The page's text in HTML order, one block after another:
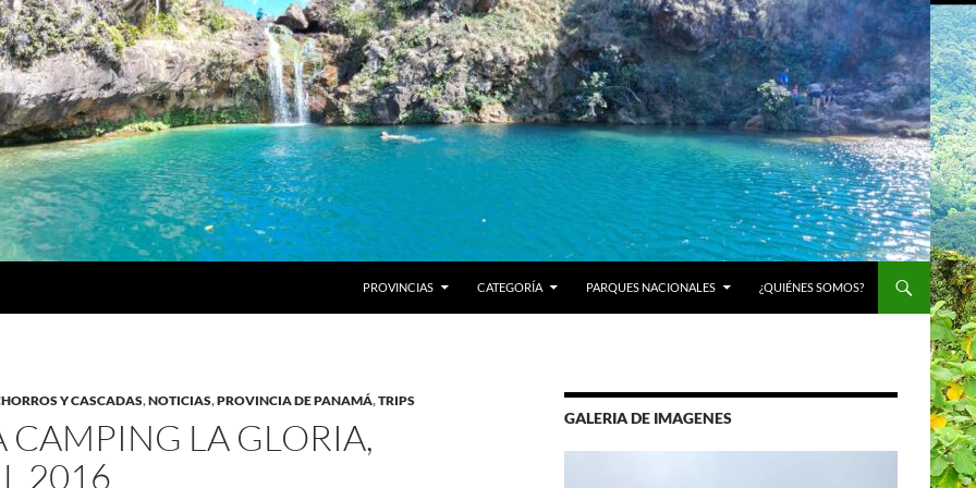
PROVINCIAS CATEGORÍA PARQUES NACIONALES ¿QUIÉNES SOMOS?
Y CASCADAS,NOTICIAS,PROVINCIA DE PANAMÁ,TRIPS
CAMPING LA GLORIA,
2016
GALERIA DE IMAGENES